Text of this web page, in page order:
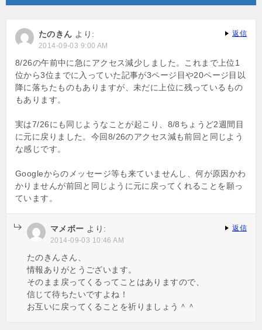
ョ
たのきん より:
2014-09-03 9:00 AM
8/26の午前中に急にアクセス減少しました。これまで上位1
位から3位までに入っていた記事が3ページ目や20ページ目以
降に落ちたものもありますが、未だに上位に残っているもの
もあります。
実は7/26にも同じようなことが起こり、8/8ちょうど2週間目
に元に戻りました。今回8/26のアクセス減も前回と同じよう
な感じです。
Googleからのメッセージ等も来ていませんし、何が原因かわ
かりませんが前回と同じように元に戻ってくれることを願っ
ています。
返信
マメボー より:
2014-09-03 10:46 AM
たのきんさん、
情報ありがとうございます。
そのまま戻ってくるってことはありますので、
信じて待ちたいですよね！
お互いに戻ってくることを祈りましょう＾＾
返信